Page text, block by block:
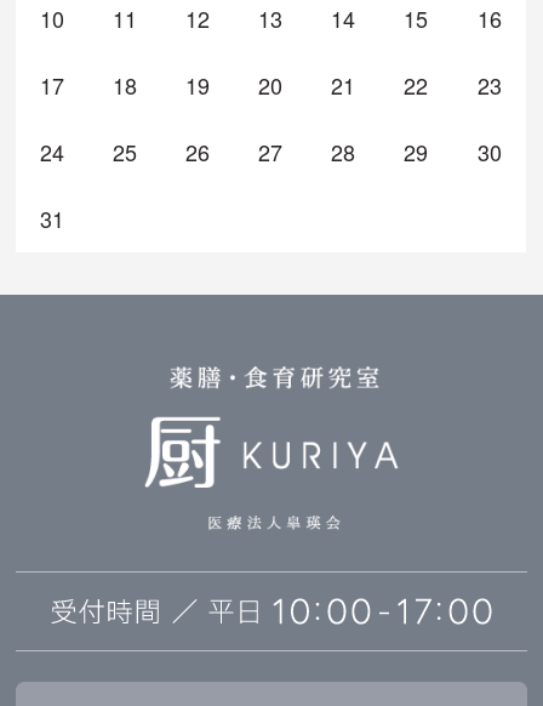
10 11 12 13 14 15 16
17 18 19 20 21 22 23
24 25 26 27 28 29 30
31